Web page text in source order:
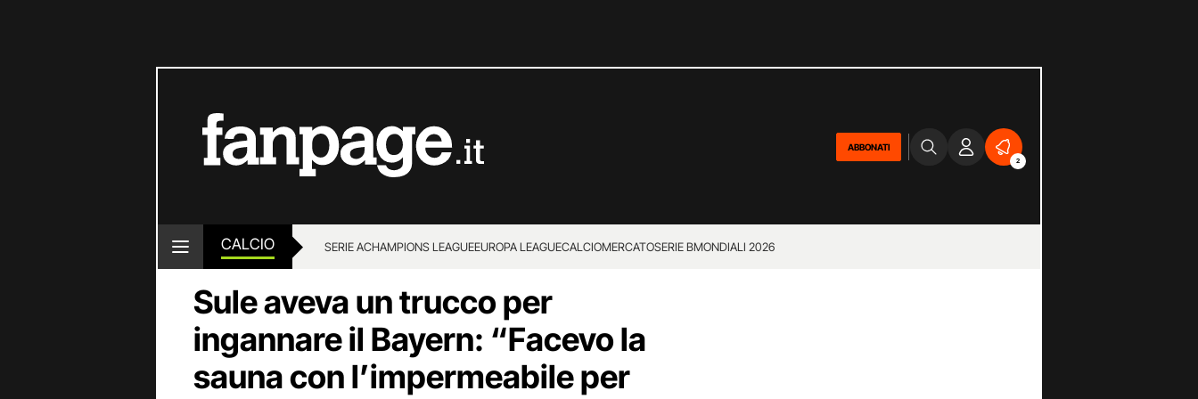
ABBONATI
2
CALCIO SERIE ACHAMPIONS LEAGUEEUROPA LEAGUECALCIOMERCATOSERIE BMONDIALI 2026
Sule aveva un trucco per
ingannare il Bayern: “Facevo la
sauna con l’impermeabile per